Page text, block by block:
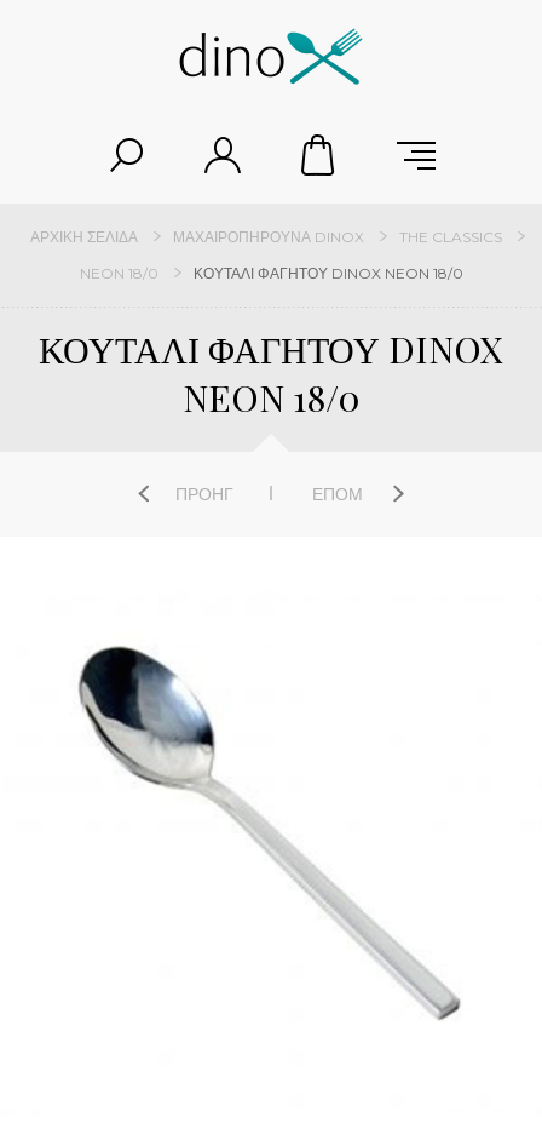
ΑΡΧΙΚΉ ΣΕΛΊΔΑ ΜΑΧΑΙΡΟΠΉΡΟΥΝΑ DINOX
THE CLASSICS
NEON 18/0
ΚΟΥΤΑΛΙ ΦΑΓΗΤΟΥ DINOX NEON 18/0
ΚΟΥΤΑΛΙ ΦΑΓΗΤΟΥ DINOX
NEON 18/0
ΠΡΟΗΓ ΕΠΌΜ